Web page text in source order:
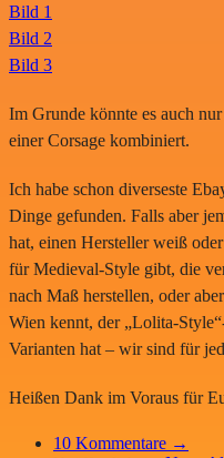
Bild 1
Bild 2
Bild 3
Im Grunde könnte es auch
einer Corsage kombiniert.
Ich habe schon diverseste
Dinge gefunden. Falls aber
hat, einen Hersteller weiß
für Medieval-Style gibt, die
nach Maß herstellen, oder
Wien kennt, der „Lolita-
Varianten hat – wir sind für
Heißen Dank im Voraus für
10 Kommentare →